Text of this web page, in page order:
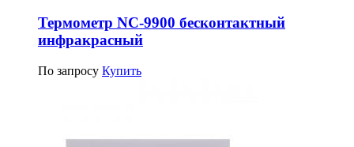
Термометр NC-9900 бесконтактный
инфракрасный
По запросу Купить